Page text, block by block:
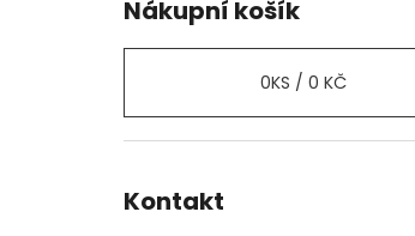
Nákupní košík
0KS / 0 KČ
Kontakt